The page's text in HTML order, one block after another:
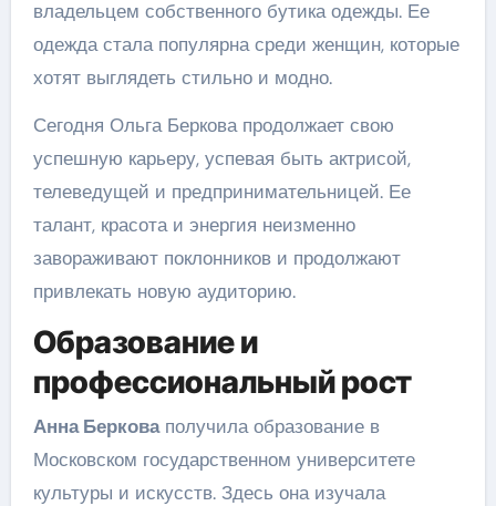
владельцем собственного бутика одежды. Ее
одежда стала популярна среди женщин, которые
хотят выглядеть стильно и модно.
Сегодня Ольга Беркова продолжает свою
успешную карьеру, успевая быть актрисой,
телеведущей и предпринимательницей. Ее
талант, красота и энергия неизменно
завораживают поклонников и продолжают
привлекать новую аудиторию.
Образование и
профессиональный рост
Анна Берковаполучила образование в
Московском государственном университете
культуры и искусств. Здесь она изучала